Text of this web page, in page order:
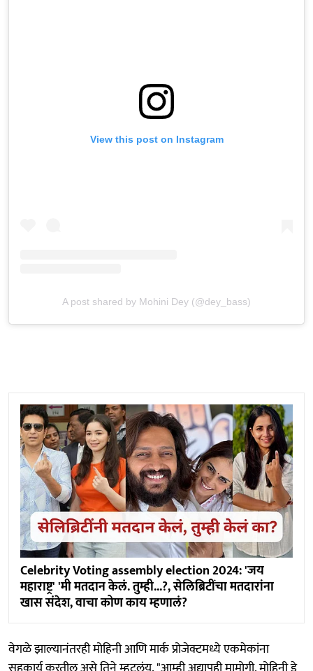
View this post on Instagram
A post shared by Mohini Dey (@dey_bass)
Celebrity Voting assembly election 2024: 'जय
महाराष्ट्र' 'मी मतदान केलं. तुम्ही...?, सेलिब्रिटींचा मतदारांना
खास संदेश, वाचा कोण काय म्हणालं?
वेगळे झाल्यानंतरही मोहिनी आणि मार्क प्रोजेक्टमध्ये एकमेकांना